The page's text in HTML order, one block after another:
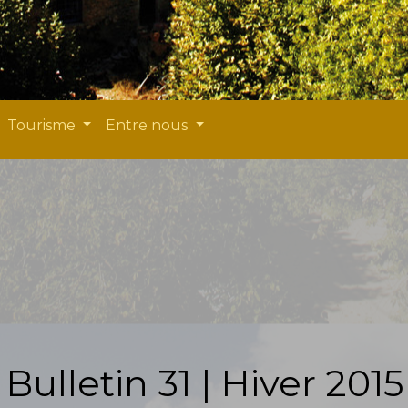
Tourisme Entre nous
Bulletin 31 | Hiver 2015